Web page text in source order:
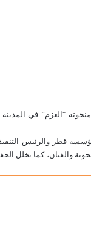
“العزم” في المدينة
قطر والرئيس
والفنان، كما تخلل